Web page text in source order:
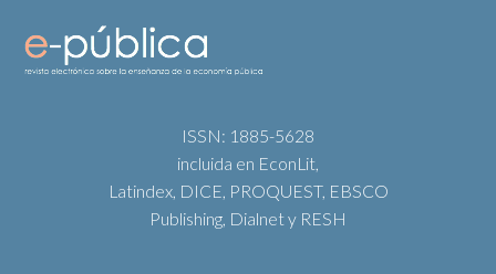
ISSN: 1885-5628
incluida en EconLit,
Latindex, DICE, PROQUEST, EBSCO
Publishing, Dialnet y RESH